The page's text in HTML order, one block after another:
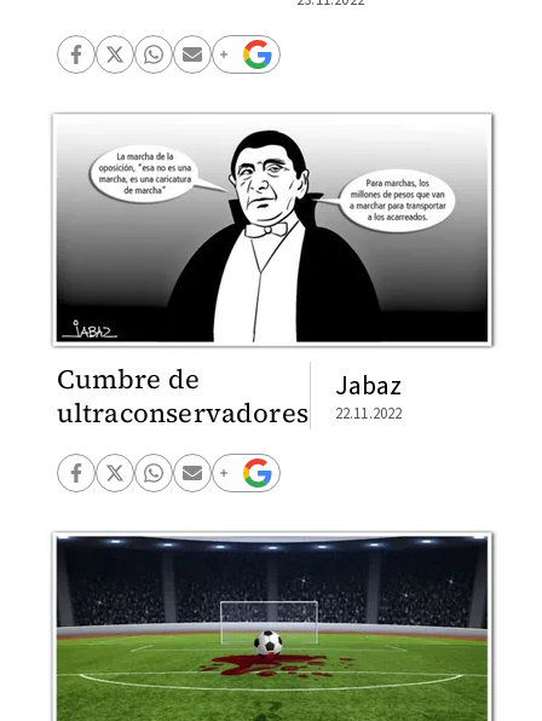
Cumbre de
ultraconservadores
Jabaz
22.11.2022